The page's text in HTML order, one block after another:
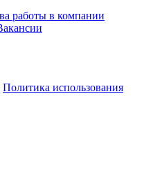
работы в компании
Политика использования